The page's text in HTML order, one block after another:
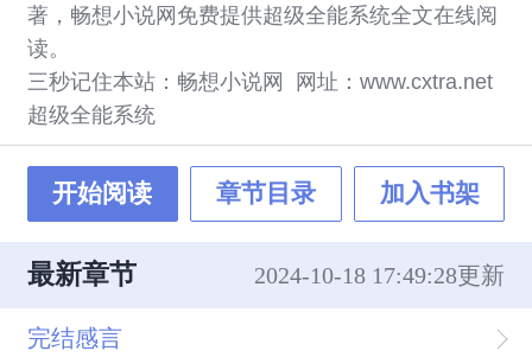
著，畅想小说网免费提供超级全能系统全文在线阅
读。
三秒记住本站：畅想小说网 网址：www.cxtra.net
超级全能系统
开始阅读 章节目录 加入书架
最新章节 2024-10-18 17:49:28更新
完结感言